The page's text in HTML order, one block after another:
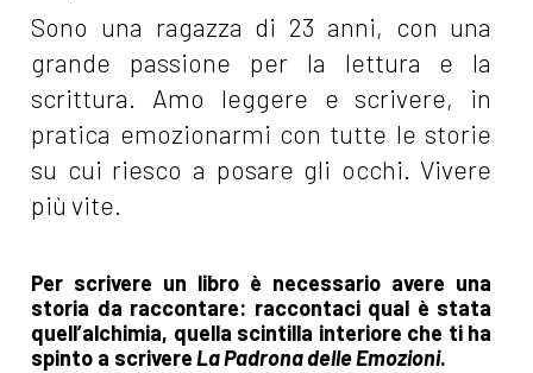
Sono una ragazza di 23 anni, con una
grande passione per la lettura e la
scrittura. Amo leggere e scrivere, in
pratica emozionarmi con tutte le storie
su cui riesco a posare gli occhi. Vivere
più vite.
Per scrivere un libro è necessario avere una
storia da raccontare: raccontaci qual è stata
quell’alchimia, quella scintilla interiore che ti ha
spinto a scrivereLa Padrona delle Emozioni.